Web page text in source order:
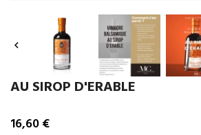

AU SIROP D'ERABLE
16,60 €